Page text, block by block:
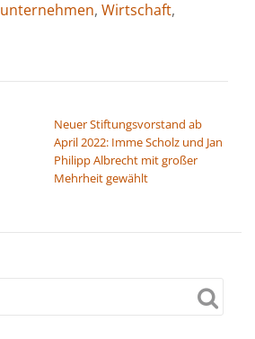
unternehmen, Wirtschaft,
Neuer Stiftungsvorstand ab
April 2022: Imme Scholz und Jan
Philipp Albrecht mit großer
Mehrheit gewählt